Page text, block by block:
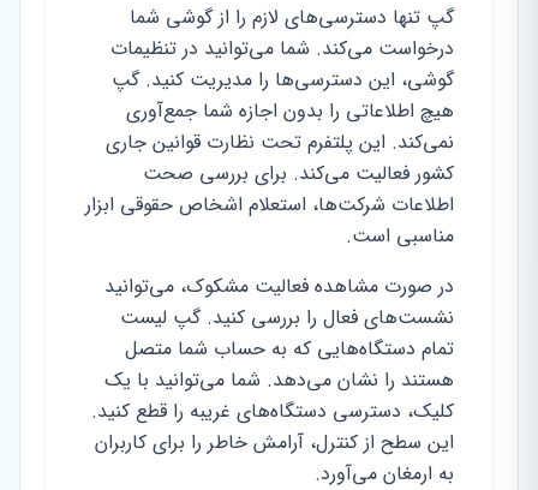
گپ تنها دسترسی‌های لازم را از گوشی شما
درخواست می‌کند. شما می‌توانید در تنظیمات
گوشی، این دسترسی‌ها را مدیریت کنید. گپ
هیچ اطلاعاتی را بدون اجازه شما جمع‌آوری
نمی‌کند. این پلتفرم تحت نظارت قوانین جاری
کشور فعالیت می‌کند. برای بررسی صحت
اطلاعات شرکت‌ها، استعلام اشخاص حقوقی ابزار
مناسبی است.
در صورت مشاهده فعالیت مشکوک، می‌توانید
نشست‌های فعال را بررسی کنید. گپ لیست
تمام دستگاه‌هایی که به حساب شما متصل
هستند را نشان می‌دهد. شما می‌توانید با یک
کلیک، دسترسی دستگاه‌های غریبه را قطع کنید.
این سطح از کنترل، آرامش خاطر را برای کاربران
به ارمغان می‌آورد.